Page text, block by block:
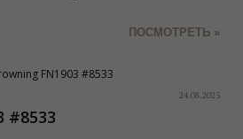
ПОСМОТРЕТЬ »
24.08.2025
#8533